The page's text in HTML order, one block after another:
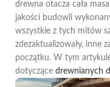
drewna otacza cała
jakości budowli
wszystkie z tych mitów
zdezaktualizowały, inne
początku. W tym
dotyczące drewnianych